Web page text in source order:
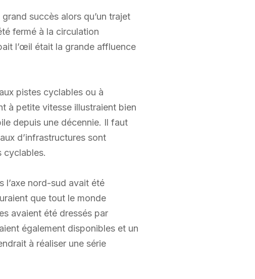
succès alors qu’un trajet
fermé à la circulation
l’œil était la grande affluence
pistes cyclables ou à
à petite vitesse illustraient bien
depuis une décennie. Il faut
d’infrastructures sont
cyclables.
l’axe nord-sud avait été
que tout le monde
avaient été dressés par
également disponibles et un
à réaliser une série